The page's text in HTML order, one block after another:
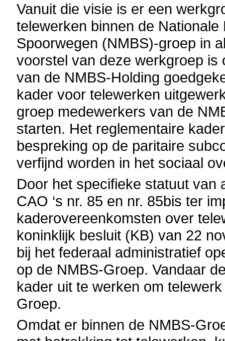
Vanuit die visie is er een
telewerken binnen de Nationale
Spoorwegen (NMBS)-groep in
voorstel van deze werkgroep
van de NMBS-Holding
kader voor telewerken
groep medewerkers van de
starten. Het reglementaire
bespreking op de paritaire
verfijnd worden in het sociaal
Door het specifieke statuut van
CAO ‘s nr. 85 en nr. 85bis ter
kaderovereenkomsten over
koninklijk besluit (KB) van 22
bij het federaal administratief
op de NMBS-Groep. Vandaar
kader uit te werken om
Groep.
Omdat er binnen de NMBS-